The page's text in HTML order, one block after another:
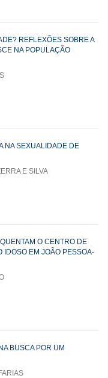
REFLEXÕES SOBRE A
NA POPULAÇÃO
NA SEXUALIDADE DE
E SILVA
O CENTRO DE
IDOSO EM JOÃO PESSOA-
BUSCA POR UM